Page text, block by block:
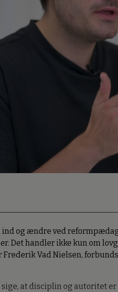
og ændre ved
Det handler ikke kun om
Vad Nielsen,
at disciplin og autoritet